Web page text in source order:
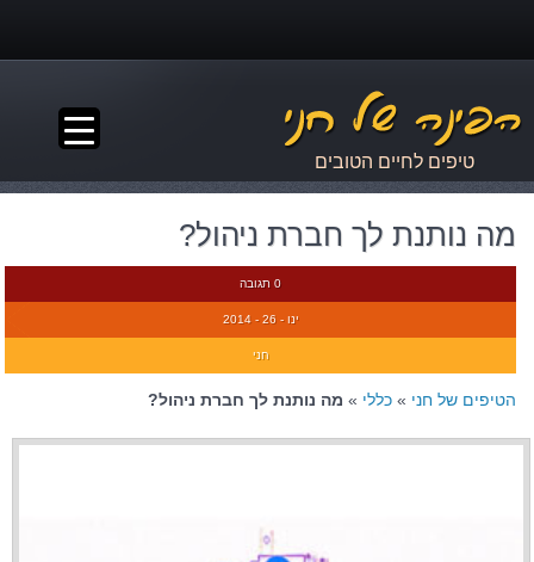
טיפים לחיים הטובים
מה נותנת לך חברת ניהול?
0 תגובה
ינו - 26 - 2014
חני
הטיפים של חני » כללי » מה נותנת לך חברת ניהול?